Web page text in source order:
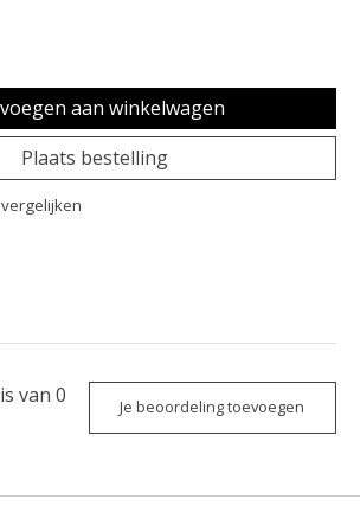
aan winkelwagen
Plaats bestelling
van 0
Je beoordeling toevoegen